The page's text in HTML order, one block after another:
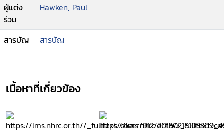
ผู้แต่ง
ร่วม
Hawken, Paul
สารบัญ สารบัญ
เนื้อหาที่เกี่ยวข้อง